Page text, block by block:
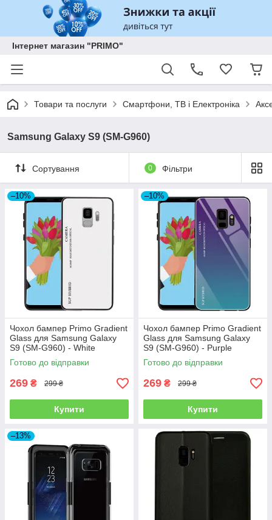
Інтернет магазин "PRIMO"
Товари та послуги Смартфони, ТВ і Електроніка
Samsung Galaxy S9 (SM-G960)
Сортування 0 Фільтри
–10%
Чохол бампер Primo Gradient
Glass для Samsung Galaxy
S9 (SM-G960) - White
Готово до відправки
269 ₴ 299 ₴
Купити
–10%
Чохол бампер Primo Gradient
Glass для Samsung Galaxy
S9 (SM-G960) - Purple
Готово до відправки
269 ₴ 299 ₴
Купити
–13%